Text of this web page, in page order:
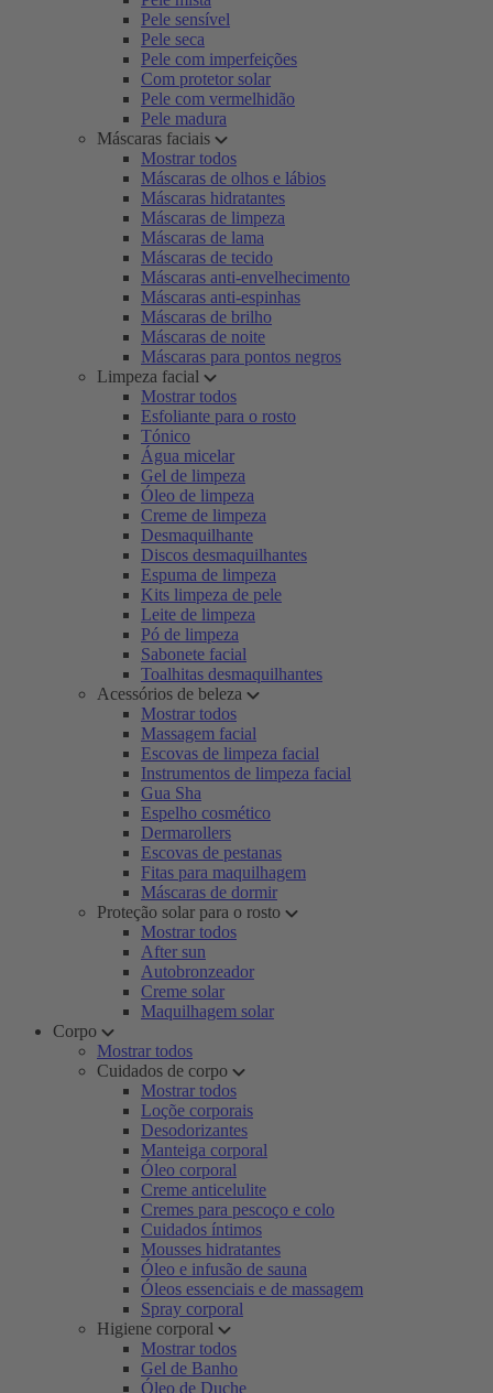
Pele sensível
Pele seca
Pele com imperfeições
Com protetor solar
Pele com vermelhidão
Pele madura
Máscaras faciais
Mostrar todos
Máscaras de olhos e lábios
Máscaras hidratantes
Máscaras de limpeza
Máscaras de lama
Máscaras de tecido
Máscaras anti-envelhecimento
Máscaras anti-espinhas
Máscaras de brilho
Máscaras de noite
Máscaras para pontos negros
Limpeza facial
Mostrar todos
Esfoliante para o rosto
Tónico
Água micelar
Gel de limpeza
Óleo de limpeza
Creme de limpeza
Desmaquilhante
Discos desmaquilhantes
Espuma de limpeza
Kits limpeza de pele
Leite de limpeza
Pó de limpeza
Sabonete facial
Toalhitas desmaquilhantes
Acessórios de beleza
Mostrar todos
Massagem facial
Escovas de limpeza facial
Instrumentos de limpeza facial
Gua Sha
Espelho cosmético
Dermarollers
Escovas de pestanas
Fitas para maquilhagem
Máscaras de dormir
Proteção solar para o rosto
Mostrar todos
After sun
Autobronzeador
Creme solar
Maquilhagem solar
Corpo
Mostrar todos
Cuidados de corpo
Mostrar todos
Loçõe corporais
Desodorizantes
Manteiga corporal
Óleo corporal
Creme anticelulite
Cremes para pescoço e colo
Cuidados íntimos
Mousses hidratantes
Óleo e infusão de sauna
Óleos essenciais e de massagem
Spray corporal
Higiene corporal
Mostrar todos
Gel de Banho
Óleo de Duche